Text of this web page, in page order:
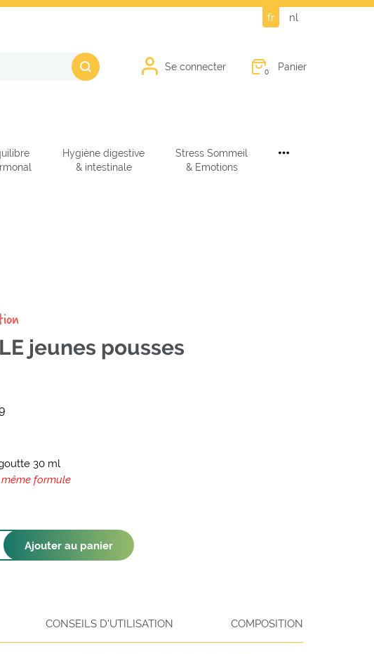
fr nl
Se connecter Panier
0
Hygiène digestive
& intestinale
Stress Sommeil
& Emotions
jeunes pousses
30 ml
formule
Ajouter au panier
CONSEILS D'UTILISATION COMPOSITION